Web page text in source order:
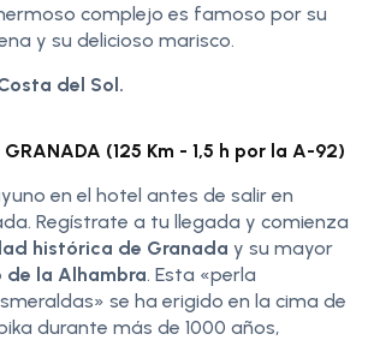
complejo es famoso por su
y su delicioso marisco.
del Sol.
(125 Km - 1,5 h por la A-92)
en el hotel antes de salir en
Regístrate a tu llegada y comienza
histórica de Granada y su mayor
de la Alhambra. Esta «perla
se ha erigido en la cima de
durante más de 1000 años,